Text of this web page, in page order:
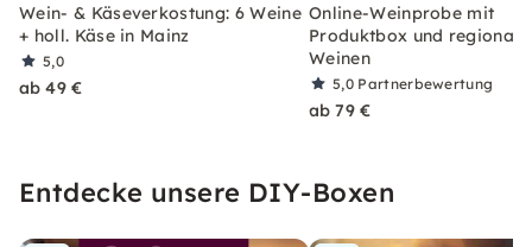
Wein- & Käseverkostung: 6 Weine
+ holl. Käse in Mainz
5,0
ab 49 €
Online-Weinprobe mit
Produktbox und
Weinen
5,0 Partnerbewertung
ab 79 €
Entdecke unsere DIY-Boxen